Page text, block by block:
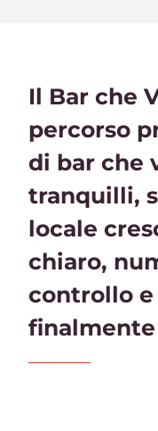
Il Bar che
percorso
di bar che
tranquilli,
locale
chiaro,
controllo